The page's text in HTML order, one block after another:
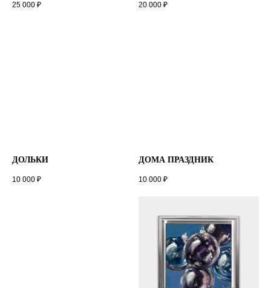
25 000 ₽ 20 000 ₽
ДОЛЬКИ
10 000 ₽
ДОМА ПРАЗДНИК
10 000 ₽